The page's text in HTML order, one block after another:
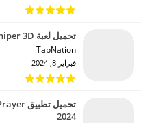
تحميل لعبة American Sniper 3D مهكرة للاندرويد 2024
TapNation‏
فبراير 8, 2024
2024